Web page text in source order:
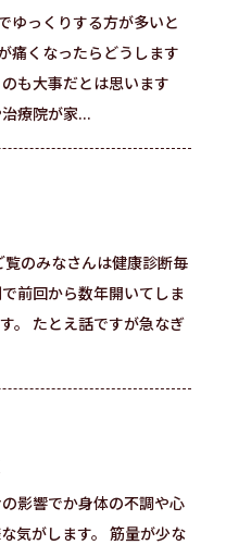
ゆっくりする方が多いと
痛くなったらどうします
も大事だとは思います
療院が家...
のみなさんは健康診断毎
前回から数年開いてしま
。 たとえ話ですが急なぎ
影響でか身体の不調や心
気がします。 筋量が少な